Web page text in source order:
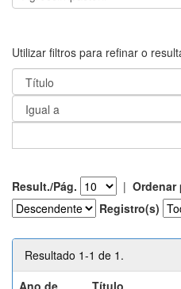
Utilizar filtros para refinar o
Result./Pág. | Ordenar
Registro(s)
Resultado 1-1 de 1.
Ano de
Título